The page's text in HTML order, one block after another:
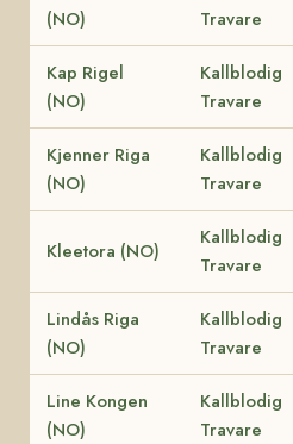
(NO)
Travare
Kap Rigel
(NO)
Kallblodig
Travare
Kjenner Riga
(NO)
Kallblodig
Travare
Kleetora (NO)
Kallblodig
Travare
Lindås Riga
(NO)
Kallblodig
Travare
Line Kongen
(NO)
Kallblodig
Travare